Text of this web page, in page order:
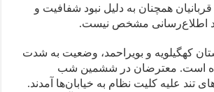
همچنان به دلیل نبود شفافیت و
اطلاع‌رسانی مشخص نیست.
کهگیلویه و بویراحمد، وضعیت به شدت
است. معترضان در ششمین شب
تند علیه کلیت نظام به خیابان‌ها آمدند.